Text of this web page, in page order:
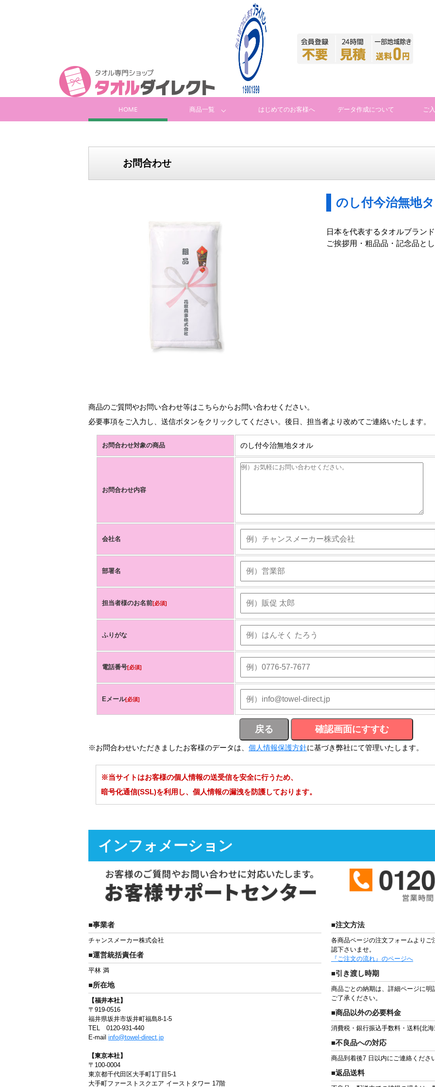
HOME 商品一覧 はじめてのお客様へ データ作成について ご
お問合わせ
のし付今治無地
日本を代表するタオルブラン
ご挨拶用・粗品品・記念品と
商品のご質問やお問い合わせ等はこちらからお問い合わせください。
必要事項をご入力し、送信ボタンをクリックしてください。後日、担当者より改めてご連絡いたします。
お問合わせ対象の商品 のし付今治無地タオル
お問合わせ内容
会社名
部署名
担当者様のお名前[必須]
ふりがな
電話番号[必須]
Eメール[必須]
※お問合わせいただきましたお客様のデータは、 個人情報保護方針に基づき弊社にて管理いたします。
※当サイトはお客様の個人情報の送受信を安全に行うため、
暗号化通信(SSL)を利用し、個人情報の漏洩を防護しております。
インフォメーション
■事業者
チャンスメーカー株式会社
■運営統括責任者
平林 満
■所在地
【福井本社】
〒919-0516
福井県坂井市坂井町福島8-1-5
TEL 0120-931-440
E-mail info@towel-direct.jp
【東京本社】
〒100-0004
東京都千代田区大手町1丁目5-1
大手町ファーストスクエア イーストタワー 17階
■注文方法
各商品ページの注文フォームより
認下さいませ。
『ご注文の流れ』のページへ
■引き渡し時期
商品ごとの納期は、詳細ページに
ご了承ください。
■商品以外の必要料金
消費税・銀行振込手数料・送料(北
■不良品への対応
商品到着後7 日以内にご連絡くださ
■返品送料